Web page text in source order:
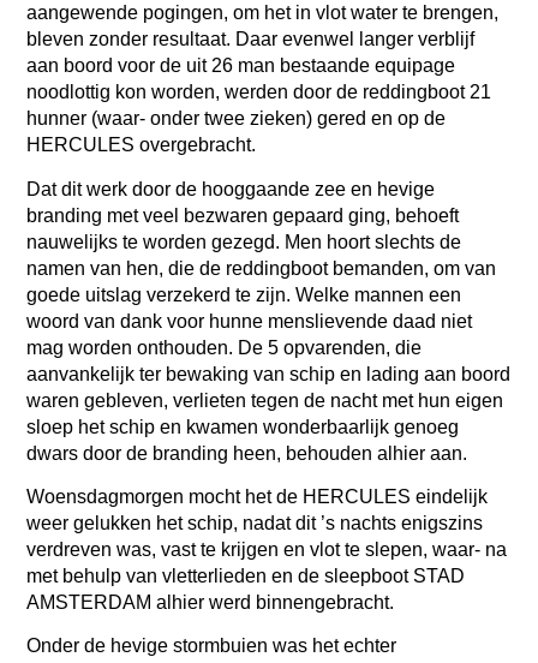
aangewende pogingen, om het in vlot water te brengen,
bleven zonder resultaat. Daar evenwel langer verblijf
aan boord voor de uit 26 man bestaande equipage
noodlottig kon worden, werden door de reddingboot 21
hunner (waar- onder twee zieken) gered en op de
HERCULES overgebracht.
Dat dit werk door de hooggaande zee en hevige
branding met veel bezwaren gepaard ging, behoeft
nauwelijks te worden gezegd. Men hoort slechts de
namen van hen, die de reddingboot bemanden, om van
goede uitslag verzekerd te zijn. Welke mannen een
woord van dank voor hunne menslievende daad niet
mag worden onthouden. De 5 opvarenden, die
aanvankelijk ter bewaking van schip en lading aan boord
waren gebleven, verlieten tegen de nacht met hun eigen
sloep het schip en kwamen wonderbaarlijk genoeg
dwars door de branding heen, behouden alhier aan.
Woensdagmorgen mocht het de HERCULES eindelijk
weer gelukken het schip, nadat dit ’s nachts enigszins
verdreven was, vast te krijgen en vlot te slepen, waar- na
met behulp van vletterlieden en de sleepboot STAD
AMSTERDAM alhier werd binnengebracht.
Onder de hevige stormbuien was het echter